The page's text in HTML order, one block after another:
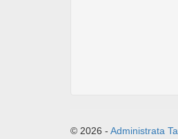
© 2026 - Administrata